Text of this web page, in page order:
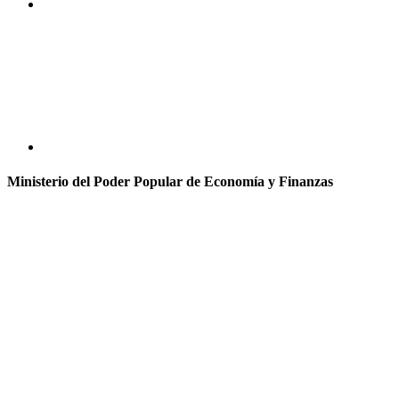
Ministerio del Poder Popular de Economía y Finanzas